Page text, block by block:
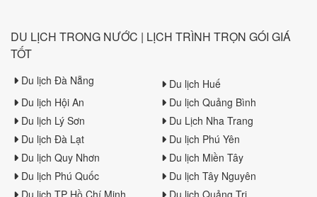
DU LỊCH TRONG NƯỚC | LỊCH TRÌNH TRỌN GÓI GIÁ
TỐT
Du lịch Đà Nẵng
Du lịch Huế
Du lịch Hội An
Du lịch Quảng Bình
Du lịch Lý Sơn
Du Lịch Nha Trang
Du lịch Đà Lạt
Du lịch Phú Yên
Du lịch Quy Nhơn
Du lịch Miền Tây
Du lịch Phú Quốc
Du lịch Tây Nguyên
Du lịch TP Hồ Chí Minh
Du lịch Quảng Trị